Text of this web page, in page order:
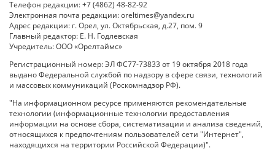
Телефон редакции: +7 (4862) 48-82-92
Электронная почта редакции: oreltimes@yandex.ru
Адрес редакции: г. Орел, ул. Октябрьская, д.27, пом. 9
Главный редактор: Е. Н. Годлевская
Учредитель: ООО «Орелтаймс»
Регистрационный номер: ЭЛ ФС77-73833 от 19 октября 2018 года
выдано Федеральной службой по надзору в сфере связи, технологий
и массовых коммуникаций (Роскомнадзор РФ).
"На информационном ресурсе применяются рекомендательные
технологии (информационные технологии предоставления
информации на основе сбора, систематизации и анализа сведений,
относящихся к предпочтениям пользователей сети "Интернет",
находящихся на территории Российской Федерации)".